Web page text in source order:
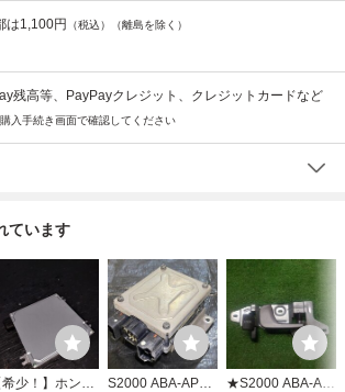
は1,100円 （税込）（離島を除く）
残高等、PayPayクレジット、クレジットカードなど
入手続き画面で確認してください
ています
希少！】ホンダ
S2000 ABA-AP2
★S2000 ABA-AP